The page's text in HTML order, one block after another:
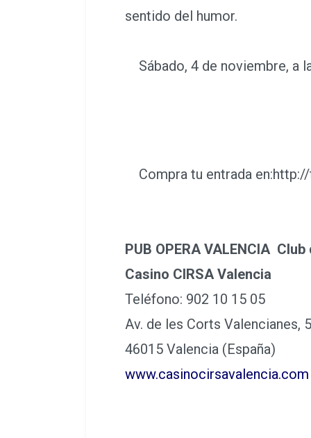
sentido del humor.
Sábado, 4 de noviembre, a
Compra tu entrada
PUB OPERA VALENCIA
Casino CIRSA Valencia
Teléfono: 902 10 15 05
Av. de les Corts Valencianes,
46015 Valencia (España)
www.casinocirsavalencia.com